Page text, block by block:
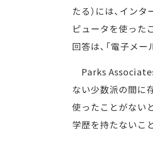
たる）には、イン
ピュータを使った
回答は、「電子メ
Parks
ない少数派の間に
使ったことがない
学歴を持たないこ